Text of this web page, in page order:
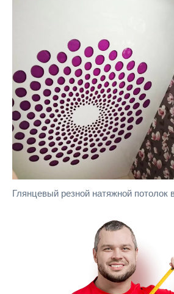
Глянцевый резной натяжной потолок